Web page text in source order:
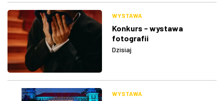
WYSTAWA
Konkurs - wystawa
fotografii
Dzisiaj
WYSTAWA